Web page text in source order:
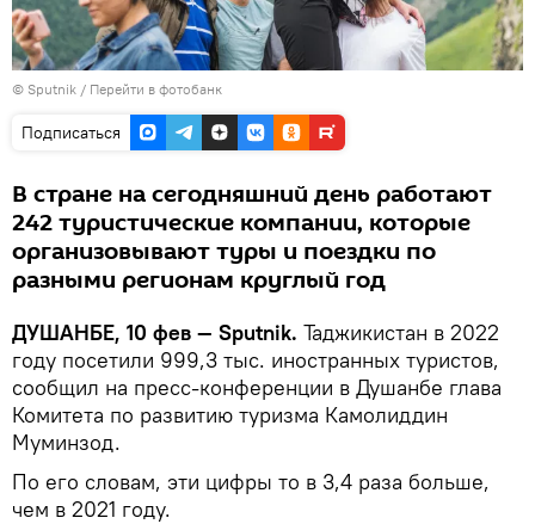
© Sputnik / Перейти в фотобанк
Подписаться
В стране на сегодняшний день работают
242 туристические компании, которые
организовывают туры и поездки по
разными регионам круглый год
ДУШАНБЕ, 10 фев — Sputnik. Таджикистан в 2022
году посетили 999,3 тыс. иностранных туристов,
сообщил на пресс-конференции в Душанбе глава
Комитета по развитию туризма Камолиддин
Муминзод.
По его словам, эти цифры то в 3,4 раза больше,
чем в 2021 году.